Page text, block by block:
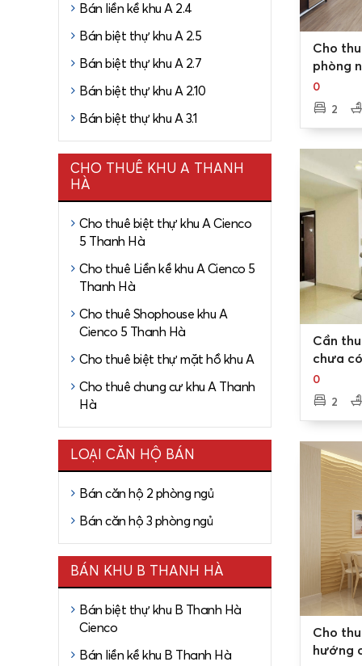
Bán liền kề khu A 2.4
Bán biệt thự khu A 2.5
Bán biệt thự khu A 2.7
Bán biệt thự khu A 2.10
Bán biệt thự khu A 3.1
CHO THUÊ KHU A THANH
HÀ
Cho thuê biệt thự khu A Cienco
5 Thanh Hà
Cho thuê Liền kề khu A Cienco 5
Thanh Hà
Cho thuê Shophouse khu A
Cienco 5 Thanh Hà
Cho thuê biệt thự mặt hồ khu A
Cho thuê chung cư khu A Thanh
Hà
LOẠI CĂN HỘ BÁN
Bán căn hộ 2 phòng ngủ
Bán căn hộ 3 phòng ngủ
BÁN KHU B THANH HÀ
Bán biệt thự khu B Thanh Hà
Cienco
Bán liền kề khu B Thanh Hà
Các căn
nhau,
Với thiết
mà vẫn
cường
cho
Không
Khi đến
thấp,
còn là
ngoài trời.
Hệ
khi sinh
hoạt
Các nhu
thương
thống
Hệ
Quý
viên cây
Giao
Quý
dự án
Chủ đầu
Chủ đầu
Cho
phòng
thất -
khu A
0
2
Cần
chưa
70m2
Cienco 5
0
2
Cho
hướng